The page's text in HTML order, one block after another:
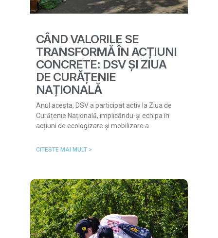
CÂND VALORILE SE
TRANSFORMĂ ÎN ACȚIUNI
CONCRETE: DSV ȘI ZIUA
DE CURĂȚENIE
NAȚIONALĂ
Anul acesta, DSV a participat activ la Ziua de
Curățenie Națională, implicându-și echipa în
acțiuni de ecologizare și mobilizare a
CITESTE MAI MULT >